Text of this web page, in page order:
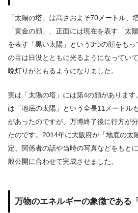
「太陽の塔」は高さおよそ70メートル、
「黄金の顔」、正面には現在を表す「太
を表す「黒い太陽」という3つの顔をもっ
の目は日没とともに光るようになってい
晩灯りがともるようになりました。
実は「太陽の塔」には第4の顔があります
は「地底の太陽」という全長11メートル
があったのですが、万博終了後に行方が
たのです。2014年に大阪府が「地底の太
定、関係者の話や当時の写真などをもと
般公開に合わせて完成させました。
万物のエネルギーの象徴である